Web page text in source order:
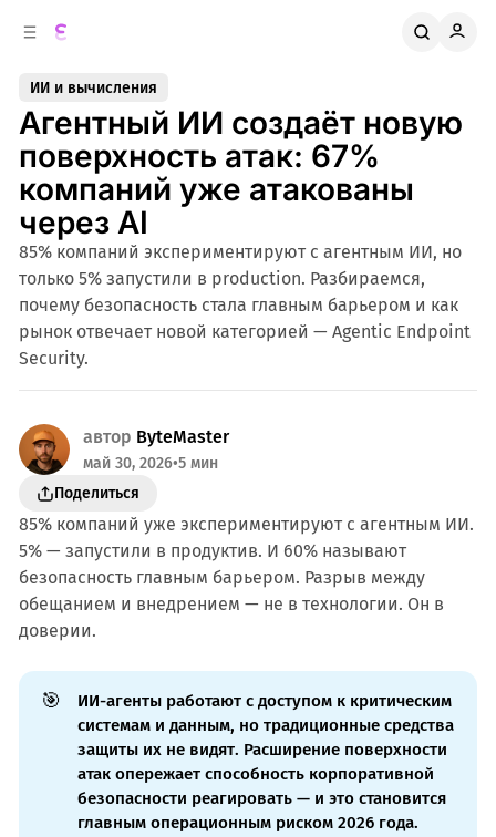
ИИ и вычисления
Агентный ИИ создаёт новую
поверхность атак: 67%
компаний уже атакованы
через AI
85% компаний экспериментируют с агентным ИИ, но
только 5% запустили в production. Разбираемся,
почему безопасность стала главным барьером и как
рынок отвечает новой категорией — Agentic Endpoint
Security.
автор ByteMaster
май 30, 2026•5 мин
Поделиться
85% компаний уже экспериментируют с агентным ИИ.
5% — запустили в продуктив. И 60% называют
безопасность главным барьером. Разрыв между
обещанием и внедрением — не в технологии. Он в
доверии.
🎯
ИИ-агенты работают с доступом к критическим
системам и данным, но традиционные средства
защиты их не видят. Расширение поверхности
атак опережает способность корпоративной
безопасности реагировать — и это становится
главным операционным риском 2026 года.